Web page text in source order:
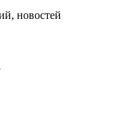
новостей